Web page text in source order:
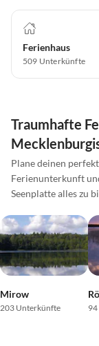
Ferienhaus
509 Unterkünfte
Traumhafte
Plane deinen
Ferienunterkunft
Seenplatte alles zu
Mirow
203 Unterkünfte